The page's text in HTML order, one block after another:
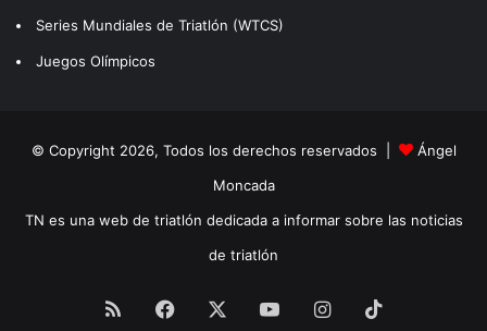
Series Mundiales de Triatlón (WTCS)
Juegos Olímpicos
© Copyright 2026, Todos los derechos reservados |
Ángel
Moncada
TN es una web de triatlón dedicada a informar sobre las noticias
de triatlón
RSS Facebook YouTubeInstagram